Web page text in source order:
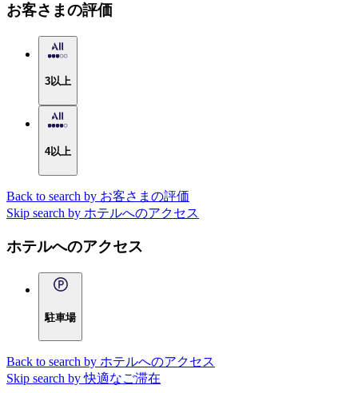
お客さまの評価
3以上
4以上
Back to search by お客さまの評価
Skip search by ホテルへのアクセス
ホテルへのアクセス
駐車場
Back to search by ホテルへのアクセス
Skip search by 快適なご滞在